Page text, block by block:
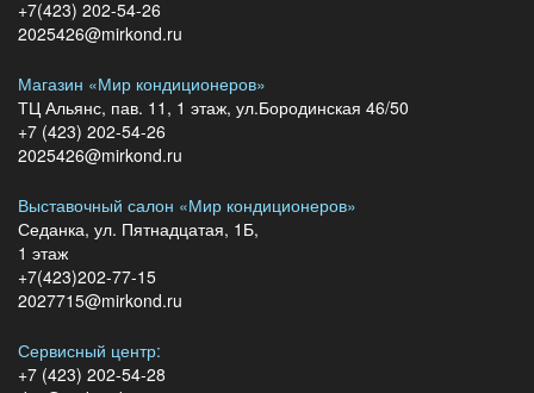
+7(423) 202-54-26
2025426@mirkond.ru
Магазин «Мир кондиционеров»
ТЦ Альянс, пав. 11, 1 этаж, ул.Бородинская 46/50
+7 (423) 202-54-26
2025426@mirkond.ru
Выставочный салон «Мир кондиционеров»
Седанка, ул. Пятнадцатая, 1Б,
1 этаж
+7(423)202-77-15
2027715@mirkond.ru
Сервисный центр:
+7 (423) 202-54-28